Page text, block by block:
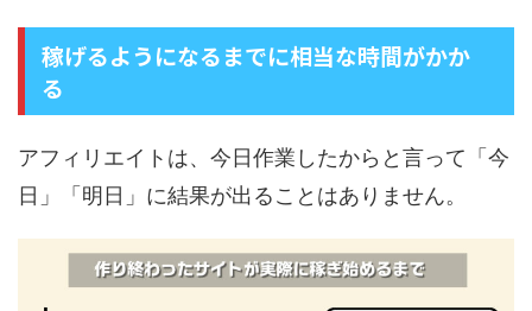
稼げるようになるまでに相当な時間がかか
る
アフィリエイトは、今日作業したからと言って「今
日」「明日」に結果が出ることはありません。